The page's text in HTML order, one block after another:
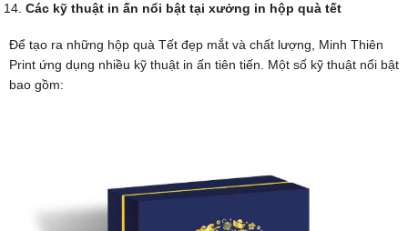
Các kỹ thuật in ấn nổi bật tại xưởng in hộp quà tết
Để tạo ra những hộp quà Tết đẹp mắt và chất lượng, Minh Thiên
Print ứng dụng nhiều kỹ thuật in ấn tiên tiến. Một số kỹ thuật nổi bật
bao gồm: